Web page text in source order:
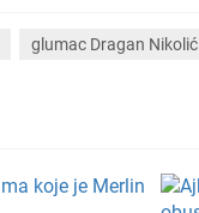
glumac Dragan Nikolić